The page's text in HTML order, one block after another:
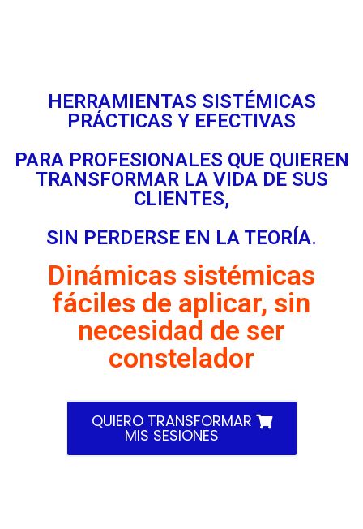
HERRAMIENTAS SISTÉMICAS
PRÁCTICAS Y EFECTIVAS
PARA PROFESIONALES QUE QUIEREN
TRANSFORMAR LA VIDA DE SUS
CLIENTES,
SIN PERDERSE EN LA TEORÍA.
Dinámicas sistémicas
fáciles de aplicar, sin
necesidad de ser
constelador
QUIERO TRANSFORMAR
MIS SESIONES